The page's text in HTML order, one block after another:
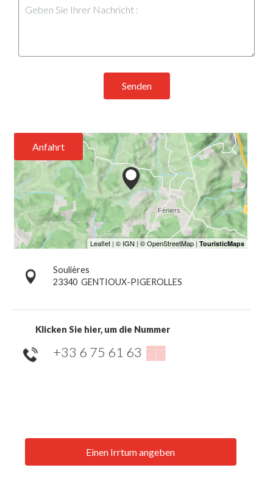
Senden
Anfahrt
Soulières
23340 GENTIOUX-PIGEROLLES
Klicken Sie hier, um die Nummer
+33 6 75 61 63 ▒▒
Einen Irrtum angeben